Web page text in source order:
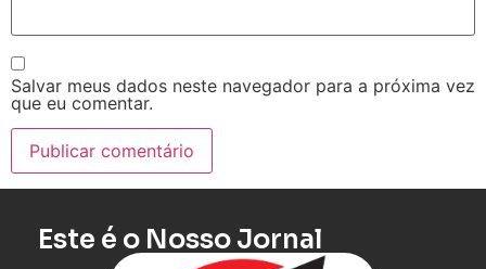
Salvar meus dados neste navegador para a próxima vez
que eu comentar.
Este é o Nosso Jornal